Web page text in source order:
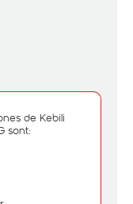
de Kebili
sont: